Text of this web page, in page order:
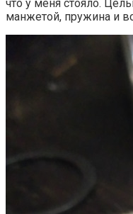
что у меня стояло.
манжетой, пружина и